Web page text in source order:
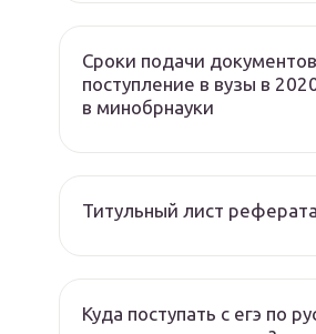
Сроки подачи
поступление в вузы в
в минобрнауки
Титульный лист реферата
Куда поступать с егэ по